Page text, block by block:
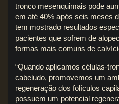
tronco mesenquimais pode
em até 40% após seis meses
tem mostrado resultados
pacientes que sofrem de
formas mais comuns de
“Quando aplicamos células-
cabeludo, promovemos um
regeneração dos folículos
possuem um potencial